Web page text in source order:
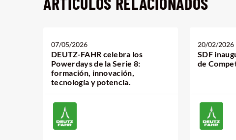
07/05/2026
DEUTZ-FAHR celebra los
Powerdays de la Serie 8:
formación, innovación,
tecnología y potencia.
20/02/2026
SDF
de